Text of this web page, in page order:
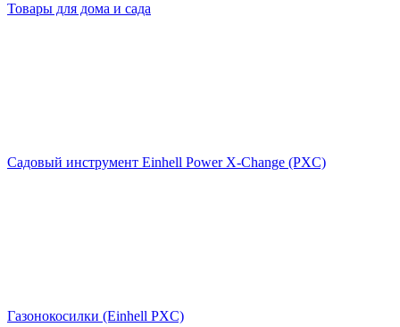
Товары для дома и сада
Садовый инструмент Einhell Power X-Change (PXC)
Газонокосилки (Einhell PXC)